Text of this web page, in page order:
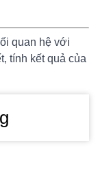
quan hệ với
tính kết quả của